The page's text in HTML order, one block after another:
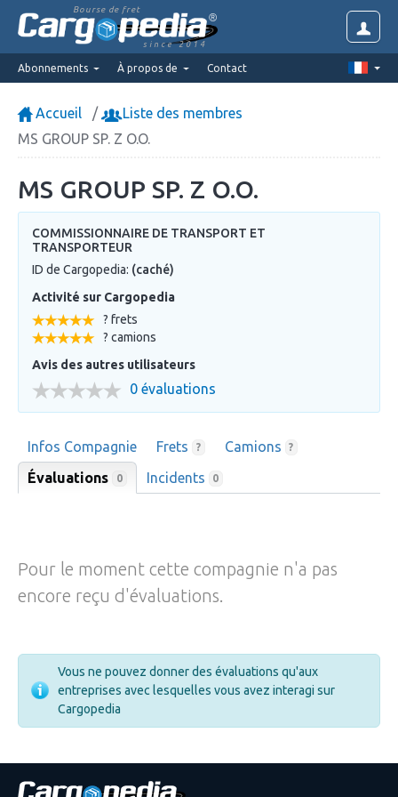
Bourse de fret
since 2014
Abonnements À propos de Contact
Accueil
Liste des membres
MS GROUP SP. Z O.O.
MS GROUP SP. Z O.O.
COMMISSIONNAIRE DE TRANSPORT ET
TRANSPORTEUR
ID de Cargopedia: (caché)
Activité sur Cargopedia
? frets
? camions
Avis des autres utilisateurs
0 évaluations
Infos Compagnie Frets ? Camions ?
Évaluations 0 Incidents 0
Pour le moment cette compagnie n'a pas
encore reçu d'évaluations.
Vous ne pouvez donner des évaluations qu'aux
entreprises avec lesquelles vous avez interagi sur
Cargopedia